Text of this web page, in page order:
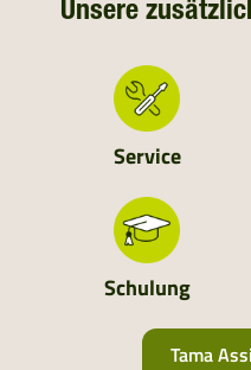
DEUTSCHLAND
NIEDERLANDE
SCHWEIZ
MOLDAVIEN
UKRAINE
ALBANIEN
Unsere
Service
Schulung
Tama